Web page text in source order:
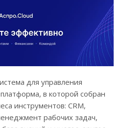
для управления
в которой собран
инструментов: CRM,
рабочих задач,